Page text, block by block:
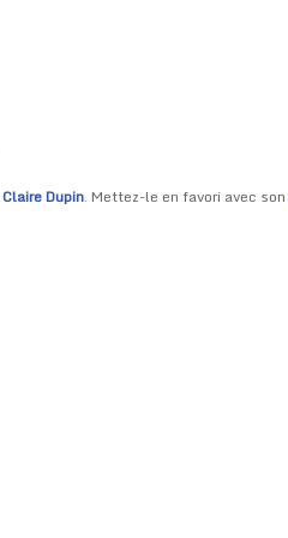
Claire Dupin. Mettez-le en favori avec son